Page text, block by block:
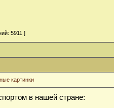
5911 ]
картинки
в нашей стране: